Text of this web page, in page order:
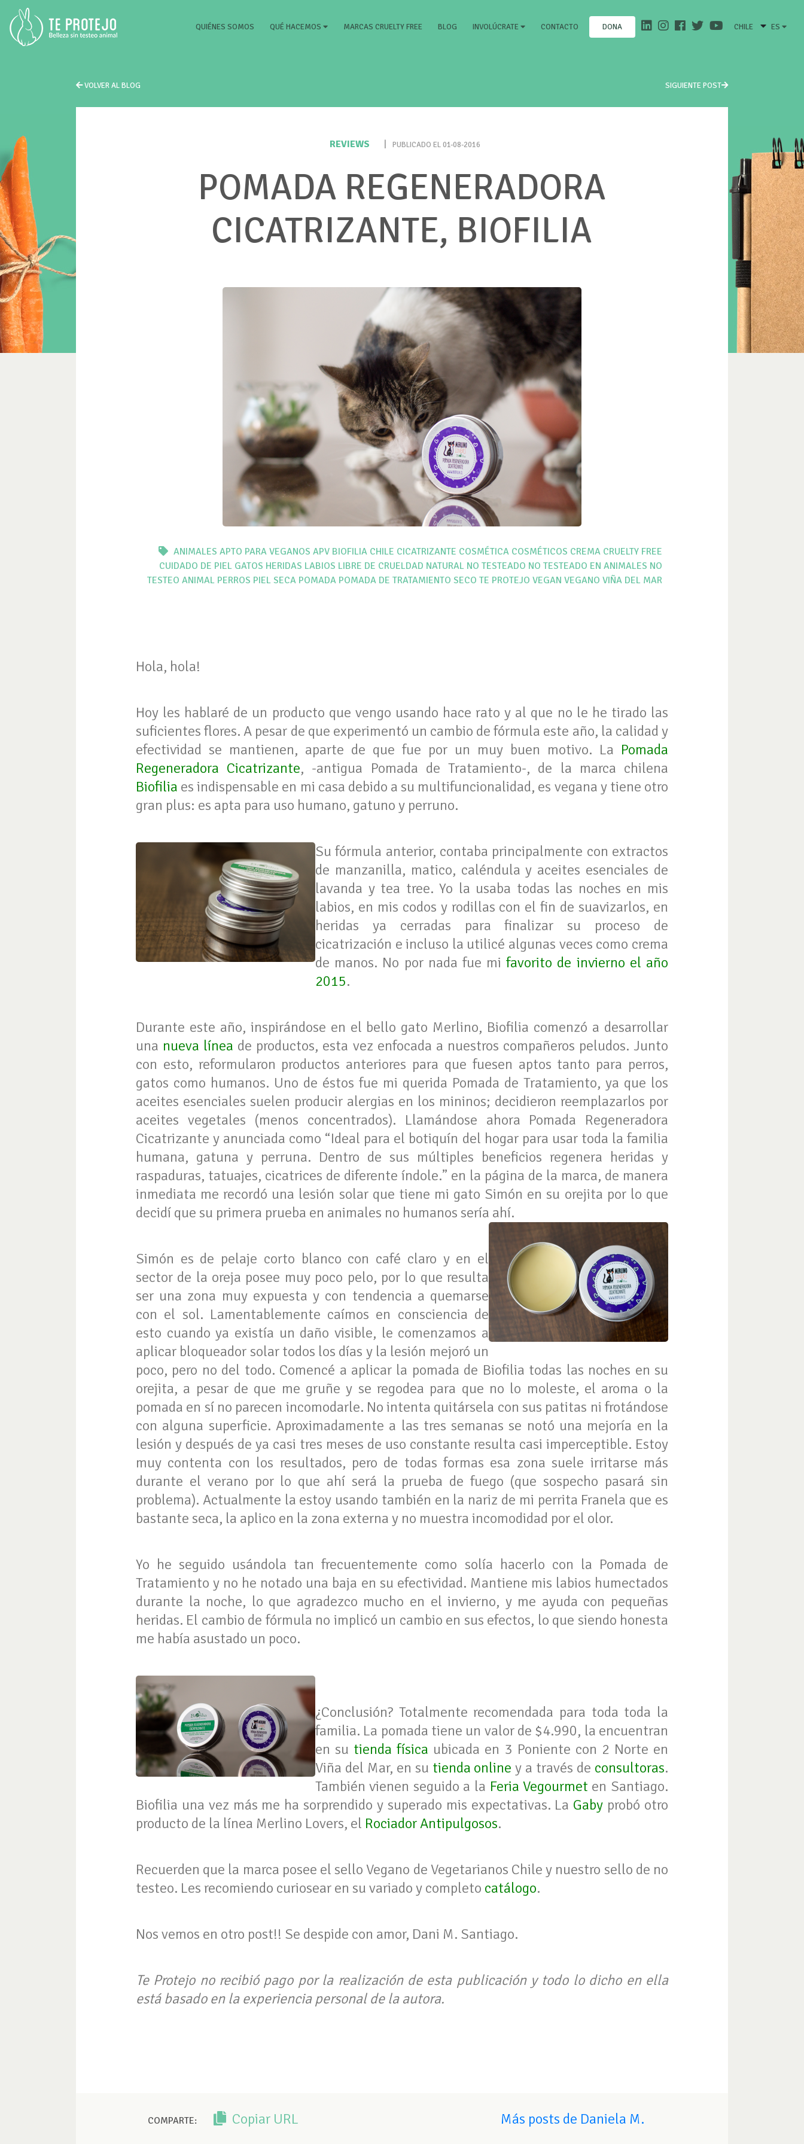
QUIÉNES SOMOS (CURRENT)
QUÉ HACEMOS MARCAS CRUELTY FREE BLOG INVOLÚCRATE CONTACTO DONA CHILE ES
VOLVER AL BLOG SIGUIENTE POST
REVIEWS PUBLICADO EL 01-08-2016
POMADA REGENERADORA
CICATRIZANTE, BIOFILIA
ANIMALES APTO PARA VEGANOS APV BIOFILIA CHILE CICATRIZANTE COSMÉTICA COSMÉTICOS CREMA CRUELTY FREE
CUIDADO DE PIEL GATOS HERIDAS LABIOS LIBRE DE CRUELDAD NATURAL NO TESTEADO NO TESTEADO EN ANIMALES NO
TESTEO ANIMAL PERROS PIEL SECA POMADA POMADA DE TRATAMIENTO SECO TE PROTEJO VEGAN VEGANO VIÑA DEL MAR
Hola, hola!
Hoy les hablaré de un producto que vengo usando hace rato y al que no le he tirado las
suficientes flores. A pesar de que experimentó un cambio de fórmula este año, la calidad y
efectividad se mantienen, aparte de que fue por un muy buen motivo. La Pomada
Regeneradora Cicatrizante, -antigua Pomada de Tratamiento-, de la marca chilena
Biofilia es indispensable en mi casa debido a su multifuncionalidad, es vegana y tiene otro
gran plus: es apta para uso humano, gatuno y perruno.
Su fórmula anterior, contaba principalmente con extractos
de manzanilla, matico, caléndula y aceites esenciales de
lavanda y tea tree. Yo la usaba todas las noches en mis
labios, en mis codos y rodillas con el fin de suavizarlos, en
heridas ya cerradas para finalizar su proceso de
cicatrización e incluso la utilicé algunas veces como crema
de manos. No por nada fue mifavorito de invierno el año
2015.
Durante este año, inspirándose en el bello gato Merlino, Biofilia comenzó a desarrollar
una nueva línea de productos, esta vez enfocada a nuestros compañeros peludos. Junto
con esto, reformularon productos anteriores para que fuesen aptos tanto para perros,
gatos como humanos. Uno de éstos fue mi querida Pomada de Tratamiento, ya que los
aceites esenciales suelen producir alergias en los mininos; decidieron reemplazarlos por
aceites vegetales (menos concentrados). Llamándose ahora Pomada Regeneradora
Cicatrizante y anunciada como “Ideal para el botiquín del hogar para usar toda la familia
humana, gatuna y perruna. Dentro de sus múltiples beneficios regenera heridas y
raspaduras, tatuajes, cicatrices de diferente índole.” en la página de la marca, de manera
inmediata me recordó una lesión solar que tiene mi gato Simón en su orejita por lo que
decidí que su primera prueba en animales no humanos sería ahí.
Simón es de pelaje corto blanco con café claro y en el
sector de la oreja posee muy poco pelo, por lo que resulta
ser una zona muy expuesta y con tendencia a quemarse
con el sol. Lamentablemente caímos en consciencia de
esto cuando ya existía un daño visible, le comenzamos a
aplicar bloqueador solar todos los días y la lesión mejoró un
poco, pero no del todo. Comencé a aplicar la pomada de Biofilia todas las noches en su
orejita, a pesar de que me gruñe y se regodea para que no lo moleste, el aroma o la
pomada en sí no parecen incomodarle. No intenta quitársela con sus patitas ni frotándose
con alguna superficie. Aproximadamente a las tres semanas se notó una mejoría en la
lesión y después de ya casi tres meses de uso constante resulta casi imperceptible. Estoy
muy contenta con los resultados, pero de todas formas esa zona suele irritarse más
durante el verano por lo que ahí será la prueba de fuego (que sospecho pasará sin
problema). Actualmente la estoy usando también en la nariz de mi perrita Franela que es
bastante seca, la aplico en la zona externa y no muestra incomodidad por el olor.
Yo he seguido usándola tan frecuentemente como solía hacerlo con la Pomada de
Tratamiento y no he notado una baja en su efectividad. Mantiene mis labios humectados
durante la noche, lo que agradezco mucho en el invierno, y me ayuda con pequeñas
heridas. El cambio de fórmula no implicó un cambio en sus efectos, lo que siendo honesta
me había asustado un poco.
¿Conclusión? Totalmente recomendada para toda toda la
familia. La pomada tiene un valor de $4.990, la encuentran
en su tienda física ubicada en 3 Poniente con 2 Norte en
Viña del Mar, en su tienda onliney a través de consultoras.
También vienen seguido a la Feria Vegourmet en Santiago.
Biofilia una vez más me ha sorprendido y superado mis expectativas. La Gaby probó otro
producto de la línea Merlino Lovers, el Rociador Antipulgosos.
Recuerden que la marca posee el sello Vegano de Vegetarianos Chile y nuestro sello de no
testeo. Les recomiendo curiosear en su variado y completo catálogo.
Nos vemos en otro post!! Se despide con amor, Dani M. Santiago.
Te Protejo no recibió pago por la realización de esta publicación y todo lo dicho en ella
está basado en la experiencia personal de la autora.
COMPARTE: Copiar URL Más posts de Daniela M.